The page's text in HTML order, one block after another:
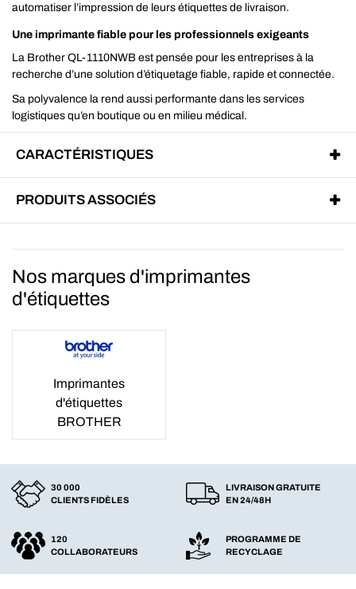
automatiser l’impression de leurs étiquettes de livraison.
Une imprimante fiable pour les professionnels exigeants
La Brother QL-1110NWB est pensée pour les entreprises à la
recherche d’une solution d’étiquetage fiable, rapide et connectée.
Sa polyvalence la rend aussi performante dans les services
logistiques qu’en boutique ou en milieu médical.
CARACTÉRISTIQUES
PRODUITS ASSOCIÉS
Nos marques d'imprimantes
d'étiquettes
Imprimantes
d'étiquettes
BROTHER
30 000
CLIENTS FIDÈLES
LIVRAISON GRATUITE
EN 24/48H
120
COLLABORATEURS
PROGRAMME DE
RECYCLAGE